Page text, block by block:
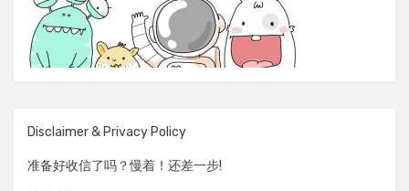
Disclaimer & Privacy Policy
准备好收信了吗？慢着！还差一步!